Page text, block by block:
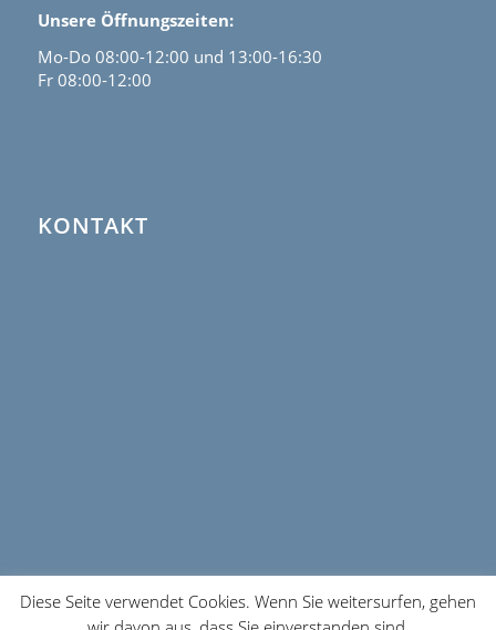
Unsere Öffnungszeiten:
Mo-Do 08:00-12:00 und 13:00-16:30
Fr 08:00-12:00
KONTAKT
Diese Seite verwendet Cookies. Wenn Sie weitersurfen, gehen